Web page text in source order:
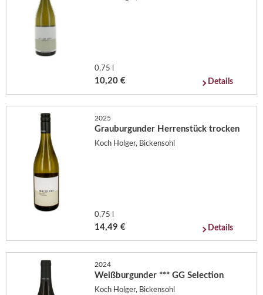
0,75 l
10,20 € Details
2025
Grauburgunder Herrenstück trocken
Koch Holger, Bickensohl
0,75 l
14,49 € Details
2024
Weißburgunder *** GG Selection
Koch Holger, Bickensohl